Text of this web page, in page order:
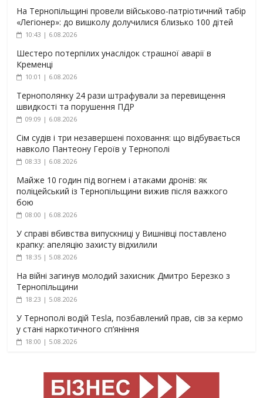
На Тернопільщині провели військово-патріотичний табір
«Легіонер»: до вишколу долучилися близько 100 дітей
10:43 | 6.08.2026
Шестеро потерпілих унаслідок страшної аварії в
Кременці
10:01 | 6.08.2026
Тернополянку 24 рази штрафували за перевищення
швидкості та порушення ПДР
09:09 | 6.08.2026
Сім судів і три незавершені поховання: що відбувається
навколо Пантеону Героїв у Тернополі
08:33 | 6.08.2026
Майже 10 годин під вогнем і атаками дронів: як
поліцейський із Тернопільщини вижив після важкого
бою
08:00 | 6.08.2026
У справі вбивства випускниці у Вишнівці поставлено
крапку: апеляцію захисту відхилили
18:35 | 5.08.2026
На війні загинув молодий захисник Дмитро Березко з
Тернопільщини
18:23 | 5.08.2026
У Тернополі водій Tesla, позбавлений прав, сів за кермо
у стані наркотичного сп’яніння
18:00 | 5.08.2026